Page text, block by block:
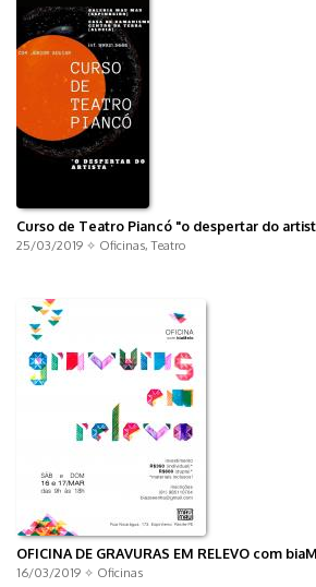
Curso de Teatro Piancó "o despertar do
25/03/2019 ✧ Oficinas,Teatro
OFICINA DE GRAVURAS EM RELEVO com
16/03/2019 ✧ Oficinas